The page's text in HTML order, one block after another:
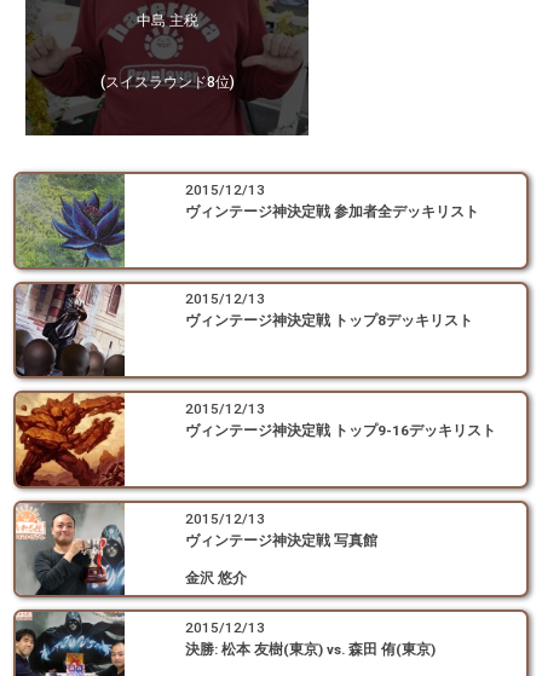
中島 主税
(スイスラウンド8位)
2015/12/13
ヴィンテージ神決定戦 参加者全デッキリスト
2015/12/13
ヴィンテージ神決定戦 トップ8デッキリスト
2015/12/13
ヴィンテージ神決定戦 トップ9-16デッキリスト
2015/12/13
ヴィンテージ神決定戦 写真館
金沢 悠介
2015/12/13
決勝: 松本 友樹(東京) vs. 森田 侑(東京)